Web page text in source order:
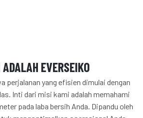
EVERSEIKO
perjalanan yang efisien dimulai dengan
Inti dari misi kami adalah memahami
pada laba bersih Anda. Dipandu oleh